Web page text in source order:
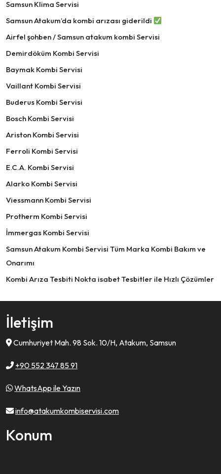
Samsun Klima Servisi
Samsun Atakum’da kombi arızası giderildi
Airfel şohben / Samsun atakum kombi Servisi
Demirdöküm Kombi Servisi
Baymak Kombi Servisi
Vaillant Kombi Servisi
Buderus Kombi Servisi
Bosch Kombi Servisi
Ariston Kombi Servisi
Ferroli Kombi Servisi
E.C.A. Kombi Servisi
Alarko Kombi Servisi
Viessmann Kombi Servisi
Protherm Kombi Servisi
İmmergas Kombi Servisi
Samsun Atakum Kombi Servisi Tüm Marka Kombi Bakım ve
Onarımı
Kombi Arıza Tesbiti Nokta isabet Tesbitler ile Hızlı Çözümler
İletişim
Cumhuriyet Mah. 98 Sok. 10/H, Atakum, Samsun
+90 552 347 85 91
WhatsApp ile Yazın
info@atakumkombiservisi.com
Konum